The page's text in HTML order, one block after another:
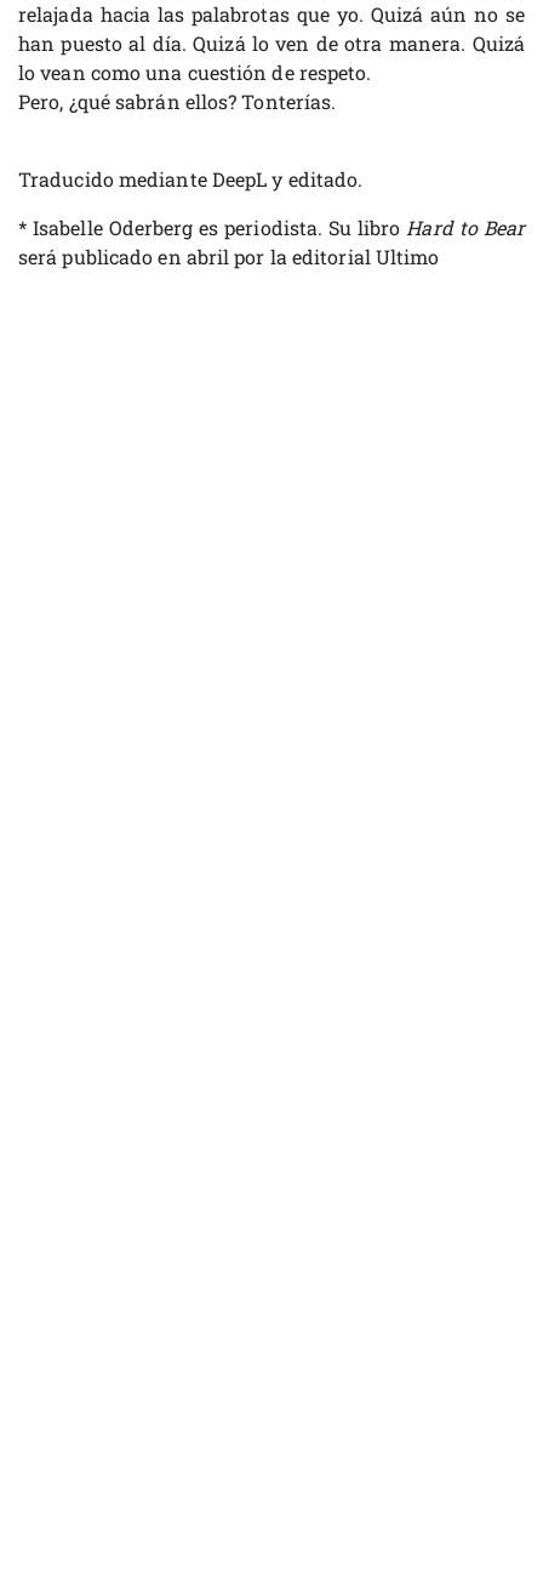
relajada hacia las palabrotas que yo. Quizá aún no se
han puesto al día. Quizá lo ven de otra manera. Quizá
lo vean como una cuestión de respeto.
Pero, ¿qué sabrán ellos? Tonterías.
Traducido mediante DeepL y editado.
* Isabelle Oderberg es periodista. Su libroHard to Bear
será publicado en abril por la editorial Ultimo